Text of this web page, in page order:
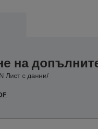
на
Лист с данни/